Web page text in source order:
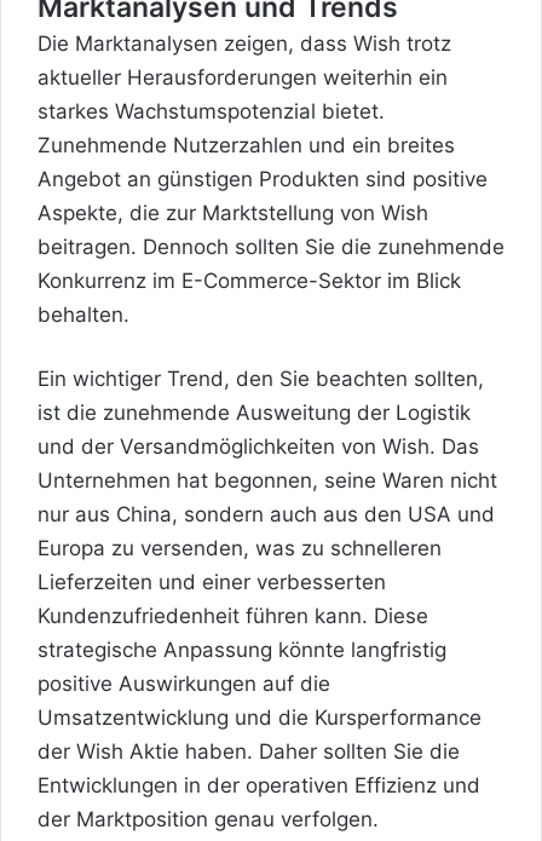
Die Marktanalysen zeigen, dass Wish trotz
aktueller Herausforderungen weiterhin ein
starkes Wachstumspotenzial bietet.
Zunehmende Nutzerzahlen und ein breites
Angebot an günstigen Produkten sind positive
Aspekte, die zur Marktstellung von Wish
beitragen. Dennoch sollten Sie die zunehmende
Konkurrenz im E-Commerce-Sektor im Blick
behalten.
Ein wichtiger Trend, den Sie beachten sollten,
ist die zunehmende Ausweitung der Logistik
und der Versandmöglichkeiten von Wish. Das
Unternehmen hat begonnen, seine Waren nicht
nur aus China, sondern auch aus den USA und
Europa zu versenden, was zu schnelleren
Lieferzeiten und einer verbesserten
Kundenzufriedenheit führen kann. Diese
strategische Anpassung könnte langfristig
positive Auswirkungen auf die
Umsatzentwicklung und die Kursperformance
der Wish Aktie haben. Daher sollten Sie die
Entwicklungen in der operativen Effizienz und
der Marktposition genau verfolgen.